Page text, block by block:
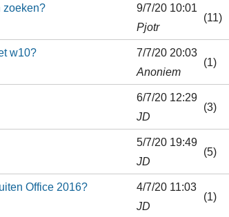
zoeken?
9/7/20 10:01
Pjotr
(11)
w10?
7/7/20 20:03
Anoniem
(1)
6/7/20 12:29
JD
(3)
5/7/20 19:49
JD
(5)
Office 2016?
4/7/20 11:03
JD
(1)